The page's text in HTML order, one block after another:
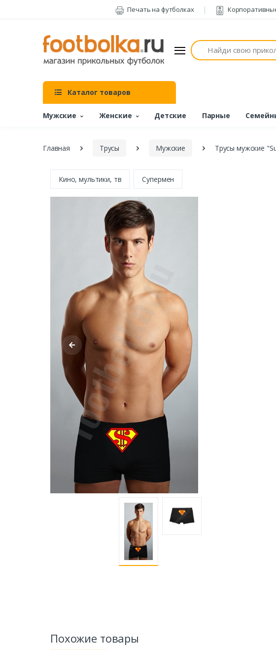
Печать на футболках
Поиск
Каталог товаров
Мужские Женские Детские Парные
Главная Трусы Мужские Трусы мужские
Кино, мультики, тв Супермен
Похожие товары